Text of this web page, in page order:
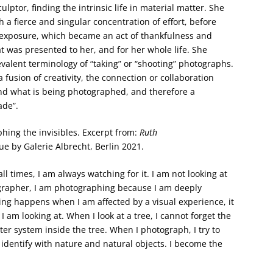
finding the intrinsic life in material matter. She
a fierce and singular concentration of effort, before
which became an act of thankfulness and
presented to her, and for her whole life. She
terminology of “taking” or “shooting” photographs.
fusion of creativity, the connection or collaboration
what is being photographed, and therefore a
the invisibles. Excerpt from: Ruth
by Galerie Albrecht, Berlin 2021.
times, I am always watching for it. I am not looking at
I am photographing because I am deeply
happens when I am affected by a visual experience, it
am looking at. When I look at a tree, I cannot forget the
system inside the tree. When I photograph, I try to
with nature and natural objects. I become the